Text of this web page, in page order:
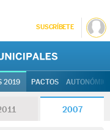
SUSCRÍBETE
2019 PACTOS
2007